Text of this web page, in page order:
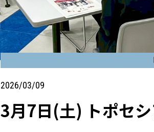
県内ナンバーワンのサ
て、感動を提供する
ソリューションのお仕
株式会社プロトソリューショ
2026/03/09
3月7日(土) トポセシ